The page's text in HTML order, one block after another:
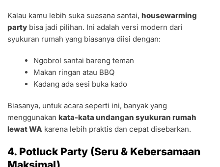
Kalau kamu lebih suka suasana santai, housewarming
party bisa jadi pilihan. Ini adalah versi modern dari
syukuran rumah yang biasanya diisi dengan:
Ngobrol santai bareng teman
Makan ringan atau BBQ
Kadang ada sesi buka kado
Biasanya, untuk acara seperti ini, banyak yang
menggunakan kata-kata undangan syukuran rumah
lewat WA karena lebih praktis dan cepat disebarkan.
4. Potluck Party (Seru & Kebersamaan